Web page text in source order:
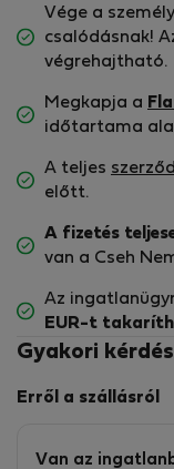
Vége a
csalódásnak!
végrehajtható.
Megkapja a
időtartama
A teljes
előtt.
A fizetés
van a Cseh
Az
EUR-t
Gyakori
Erről a szállásról
Van az